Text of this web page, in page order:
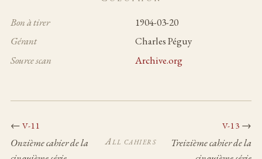
Bon à tirer
1904-03-20
Gérant
Charles Péguy
Source scan
Archive.org
←V-11
Onzième cahier de la
All cahiers
V-13 →
Treizième cahier de la